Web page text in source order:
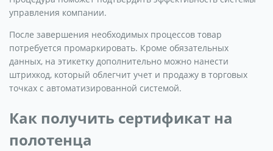
управления компании.
После завершения необходимых процессов товар
потребуется промаркировать. Кроме обязательных
данных, на этикетку дополнительно можно нанести
штрихкод, который облегчит учет и продажу в торговых
точках с автоматизированной системой.
Как получить сертификат на
полотенца